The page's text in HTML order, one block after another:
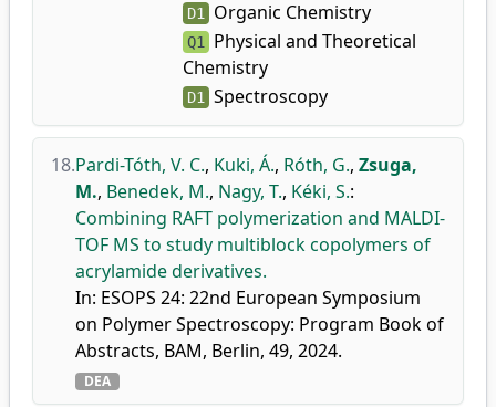
D1 Organic Chemistry
Q1 Physical and Theoretical
Chemistry
D1 Spectroscopy
18.Pardi-Tóth, V. C., Kuki, Á., Róth, G., Zsuga,
M., Benedek, M., Nagy, T., Kéki, S.:
Combining RAFT polymerization and MALDI-
TOF MS to study multiblock copolymers of
acrylamide derivatives.
In: ESOPS 24: 22nd European Symposium
on Polymer Spectroscopy: Program Book of
Abstracts, BAM, Berlin, 49, 2024.
DEA